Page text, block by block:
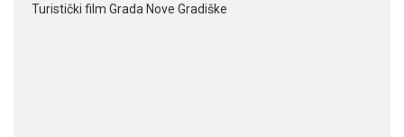
Turistički film Grada Nove Gradiške